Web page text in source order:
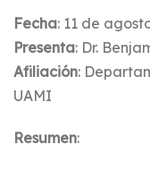
Fecha: 11 de
Presenta: Dr.
Afiliación:
UAMI
Resumen: